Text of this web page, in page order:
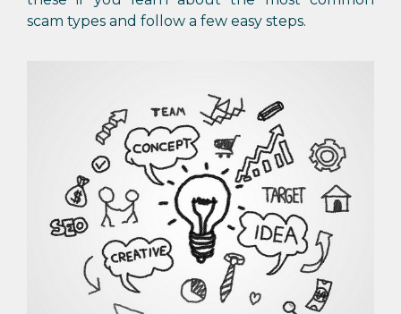
scam types and follow a few easy steps.